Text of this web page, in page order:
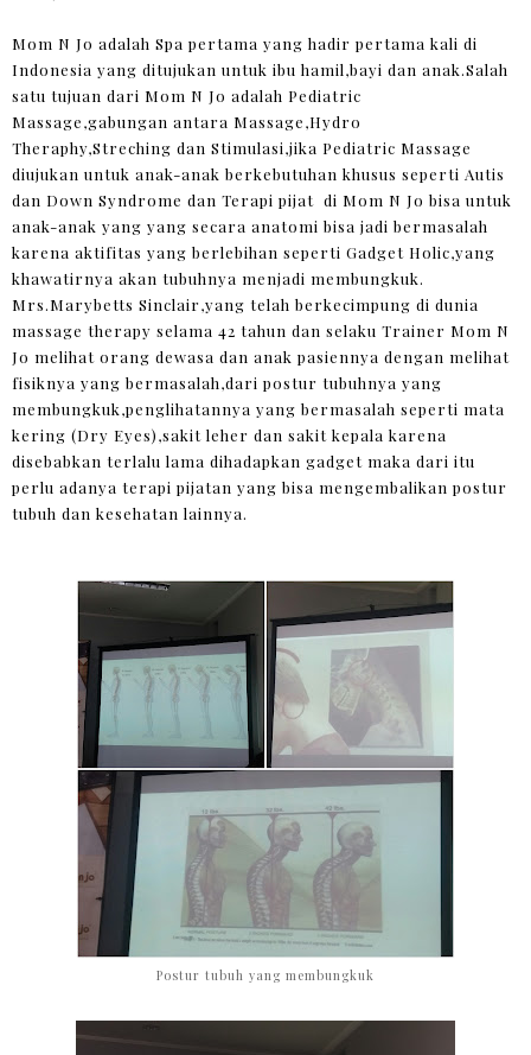
Mom N Jo adalah Spa pertama yang hadir pertama kali di
Indonesia yang ditujukan untuk ibu hamil,bayi dan anak.Salah
satu tujuan dari Mom N Jo adalah Pediatric
Massage,gabungan antara Massage,Hydro
Theraphy,Streching dan Stimulasi,jika Pediatric Massage
diujukan untuk anak-anak berkebutuhan khusus seperti Autis
dan Down Syndrome dan Terapi pijat di Mom N Jo bisa untuk
anak-anak yang yang secara anatomi bisa jadi bermasalah
karena aktifitas yang berlebihan seperti Gadget Holic,yang
khawatirnya akan tubuhnya menjadi membungkuk.
Mrs.Marybetts Sinclair,yang telah berkecimpung di dunia
massage therapy selama 42 tahun dan selaku Trainer Mom N
Jo melihat orang dewasa dan anak pasiennya dengan melihat
fisiknya yang bermasalah,dari postur tubuhnya yang
membungkuk,penglihatannya yang bermasalah seperti mata
kering (Dry Eyes),sakit leher dan sakit kepala karena
disebabkan terlalu lama dihadapkan gadget maka dari itu
perlu adanya terapi pijatan yang bisa mengembalikan postur
tubuh dan kesehatan lainnya.
Postur tubuh yang membungkuk